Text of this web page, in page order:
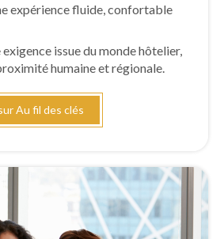
expérience fluide, confortable
issue du monde hôtelier,
humaine et régionale.
Au fil des clés